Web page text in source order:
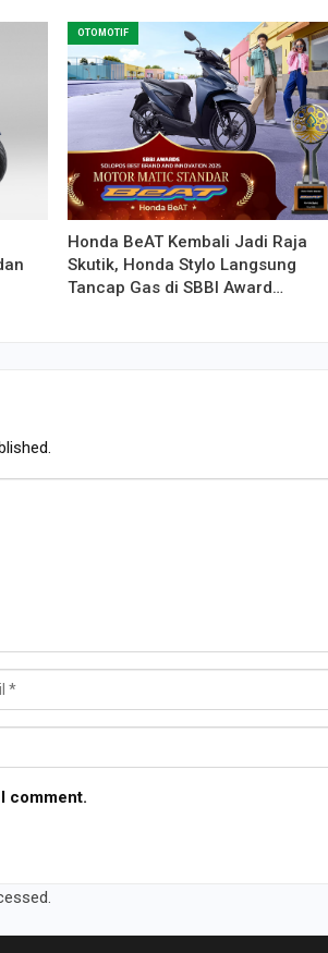
OTOMOTIF
Honda BeAT Kembali Jadi Raja
Skutik, Honda Stylo Langsung
Tancap Gas di SBBI Award…
comment.